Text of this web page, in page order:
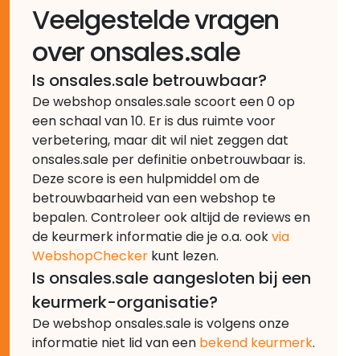
Veelgestelde vragen
over onsales.sale
Is onsales.sale betrouwbaar?
De webshop onsales.sale scoort een 0 op
een schaal van 10. Er is dus ruimte voor
verbetering, maar dit wil niet zeggen dat
onsales.sale per definitie onbetrouwbaar is.
Deze score is een hulpmiddel om de
betrouwbaarheid van een webshop te
bepalen. Controleer ook altijd de reviews en
de keurmerk informatie die je o.a. ookvia
WebshopChecker kunt lezen.
Is onsales.sale aangesloten bij een
keurmerk-organisatie?
De webshop onsales.sale is volgens onze
informatie niet lid van een bekend keurmerk.